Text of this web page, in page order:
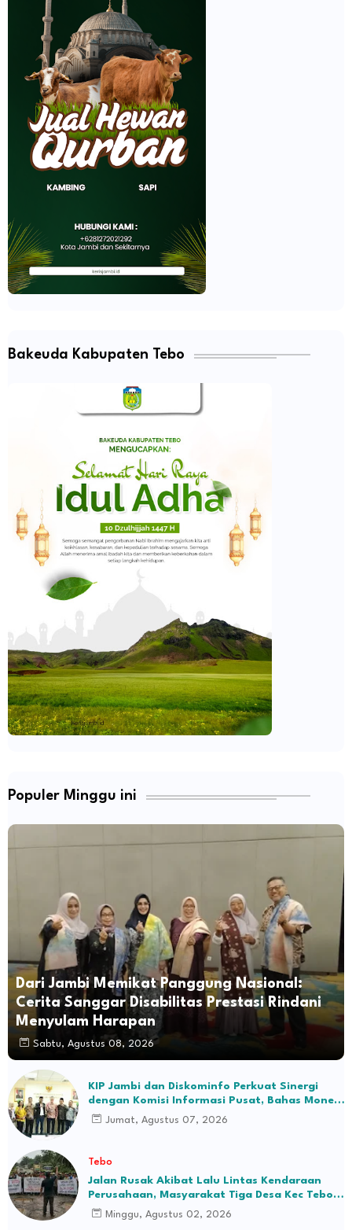
Bakeuda Kabupaten Tebo
Populer Minggu ini
Dari Jambi Memikat Panggung Nasional:
Cerita Sanggar Disabilitas Prestasi Rindani
Menyulam Harapan
Sabtu, Agustus 08, 2026
KIP Jambi dan Diskominfo Perkuat Sinergi
dengan Komisi Informasi Pusat, Bahas Monev
hingga Seleksi Komisioner
Jumat, Agustus 07, 2026
Tebo
Jalan Rusak Akibat Lalu Lintas Kendaraan
Perusahaan, Masyarakat Tiga Desa Kec Tebo
Ilir Bakal Blokade Jalan
Minggu, Agustus 02, 2026